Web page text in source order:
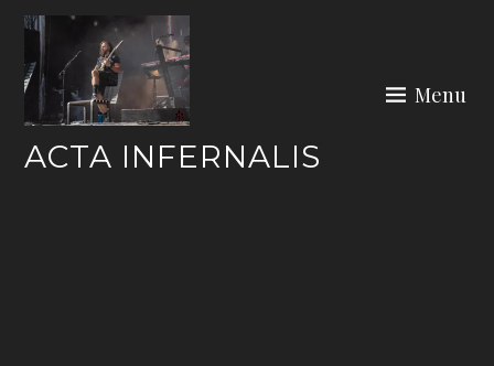
Skip
content
ACTA INFERNALIS
Menu